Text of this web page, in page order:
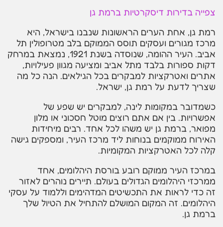
צפייה בדירות דיסקרטיות ברמת גן
רמת גן, אחת הערים הראשונות שנבנו בישראל, היא
מרכז מגורים ועסקים תוסס הממוקם בלב מטרופולין תל
אביב. העיר ההומה, שנוסדה בשנת 1921, נמצאת במרחק
דקות ספורות בלבד מתל אביב ומציעה מגוון פעילויות,
אתרים ואטרקציות למבקרים בכל הגילאים. הנה כל מה
שצריך לדעת על רמת גן, ישראל.
כשמדובר במקומות לינה, למבקרים יש שפע של
אפשרויות. בין אם אתם רוצים מוטל חסכוני או מלון
מפואר, ברמת גן יש משהו לכל אחד. רבים מיחידות
האירוח ממוקמים בנוחות ליד מרכז העיר, ומספקים גישה
קלה לכל האטרקציות המקומיות.
במרכז העיר ממוקם רובע בורסת היהלומים, אחד
ממרכזי היהלומים הגדולים בעולם. תיירים נוהרים לאזור
זה כדי לראות את התכשיטים המדהימים וללמוד על עסקי
היהלומים. זה המקום המושלם להתחיל את הטיול שלך
ברמת גן.